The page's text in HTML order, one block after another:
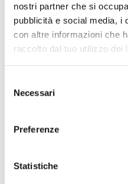
nostri partner che si
pubblicità e social media, i
con altre informazioni che
raccolto dal tuo utilizzo dei
delNecessari
Preferenze
Statistiche
Leggi di più
Materiali e Tecnologie
Innovare è